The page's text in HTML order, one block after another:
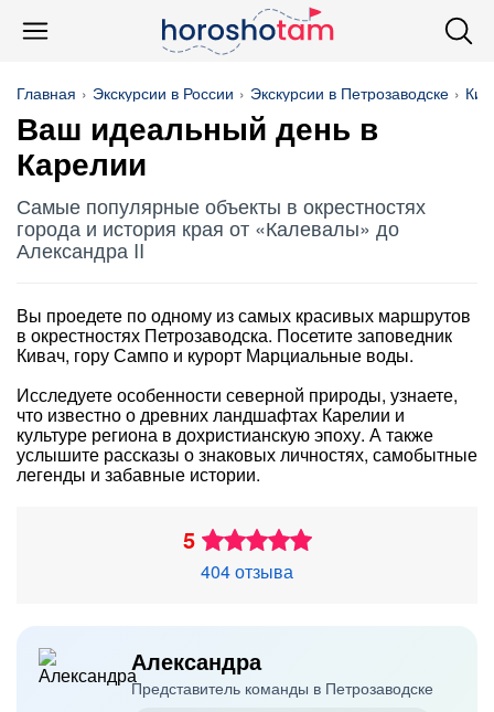
Главная Экскурсии в России Экскурсии в Петрозаводске
Ваш идеальный день в
Карелии
Самые популярные объекты в окрестностях
города и история края от «Калевалы» до
Александра II
Вы проедете по одному из самых красивых маршрутов
в окрестностях Петрозаводска. Посетите заповедник
Кивач, гору Сампо и курорт Марциальные воды.
Исследуете особенности северной природы, узнаете,
что известно о древних ландшафтах Карелии и
культуре региона в дохристианскую эпоху. А также
услышите рассказы о знаковых личностях, самобытные
легенды и забавные истории.
5
404 отзыва
Александра
Представитель команды в Петрозаводске